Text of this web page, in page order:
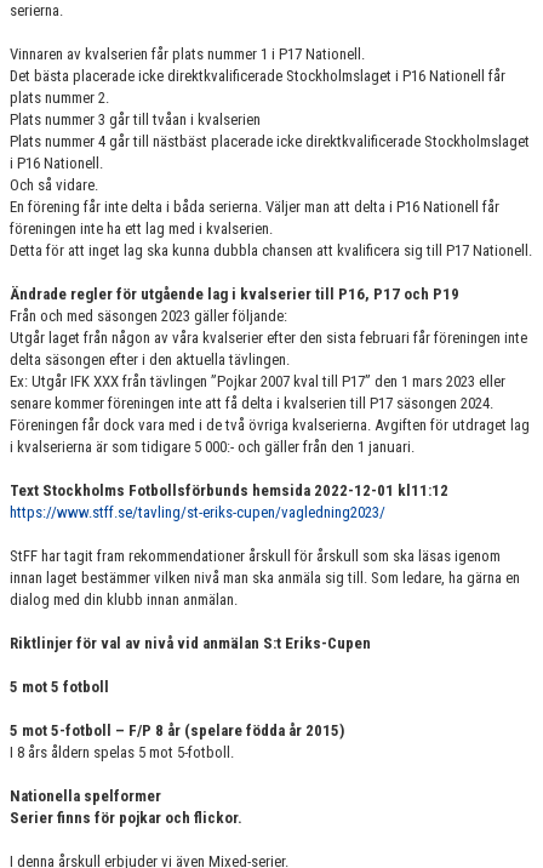
serierna.
Vinnaren av kvalserien får plats nummer 1 i P17 Nationell.
Det bästa placerade icke direktkvalificerade Stockholmslaget i P16 Nationell får
plats nummer 2.
Plats nummer 3 går till tvåan i kvalserien
Plats nummer 4 går till nästbäst placerade icke direktkvalificerade Stockholmslaget
i P16 Nationell.
Och så vidare.
En förening får inte delta i båda serierna. Väljer man att delta i P16 Nationell får
föreningen inte ha ett lag med i kvalserien.
Detta för att inget lag ska kunna dubbla chansen att kvalificera sig till P17 Nationell.
Ändrade regler för utgående lag i kvalserier till P16, P17 och P19
Från och med säsongen 2023 gäller följande:
Utgår laget från någon av våra kvalserier efter den sista februari får föreningen inte
delta säsongen efter i den aktuella tävlingen.
Ex: Utgår IFK XXX från tävlingen ”Pojkar 2007 kval till P17” den 1 mars 2023 eller
senare kommer föreningen inte att få delta i kvalserien till P17 säsongen 2024.
Föreningen får dock vara med i de två övriga kvalserierna. Avgiften för utdraget lag
i kvalserierna är som tidigare 5 000:- och gäller från den 1 januari.
Text Stockholms Fotbollsförbunds hemsida 2022-12-01 kl11:12
https://www.stff.se/tavling/st-eriks-cupen/vagledning2023/
StFF har tagit fram rekommendationer årskull för årskull som ska läsas igenom
innan laget bestämmer vilken nivå man ska anmäla sig till. Som ledare, ha gärna en
dialog med din klubb innan anmälan.
Riktlinjer för val av nivå vid anmälan S:t Eriks-Cupen
5 mot 5 fotboll
5 mot 5-fotboll – F/P 8 år (spelare födda år 2015)
I 8 års åldern spelas 5 mot 5-fotboll.
Nationella spelformer
Serier finns för pojkar och flickor.
I denna årskull erbjuder vi även Mixed-serier.